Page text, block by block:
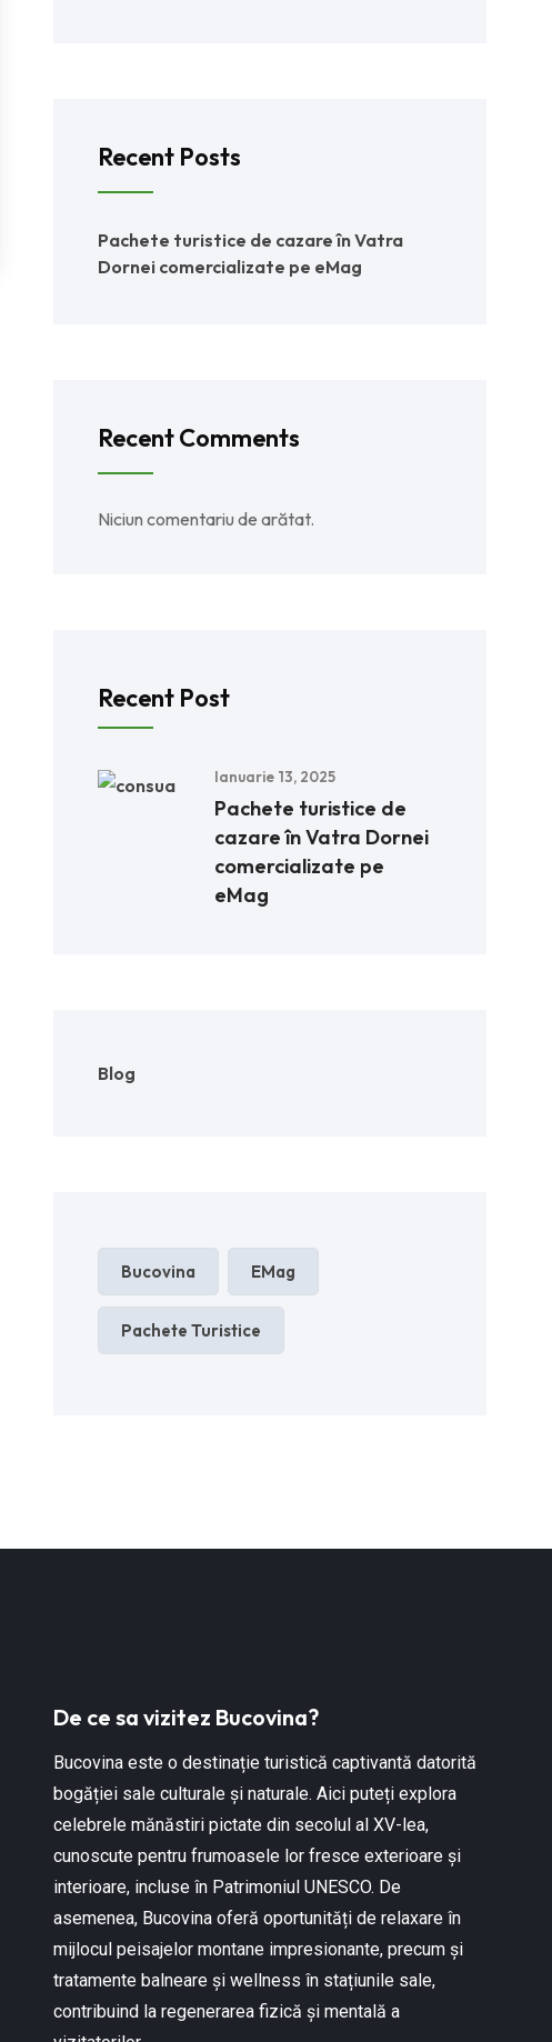
Recent Posts
Pachete turistice de cazare în Vatra
Dornei comercializate pe eMag
Recent Comments
Niciun comentariu de arătat.
Recent Post
Ianuarie 13, 2025
Pachete turistice de
cazare în Vatra Dornei
comercializate pe
eMag
Blog
Bucovina EMag
Pachete Turistice
De ce sa vizitez Bucovina?
Bucovina este o destinație turistică captivantă datorită
bogăției sale culturale și naturale. Aici puteți explora
celebrele mănăstiri pictate din secolul al XV-lea,
cunoscute pentru frumoasele lor fresce exterioare și
interioare, incluse în Patrimoniul UNESCO. De
asemenea, Bucovina oferă oportunități de relaxare în
mijlocul peisajelor montane impresionante, precum și
tratamente balneare și wellness în stațiunile sale,
contribuind la regenerarea fizică și mentală a